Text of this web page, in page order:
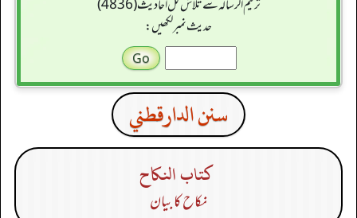
ترقیم الرسالہ سے تلاش کل احادیث (4836)
حدیث نمبر لکھیں:
سنن الدارقطني
كتاب النكاح
نکاح کا بیان